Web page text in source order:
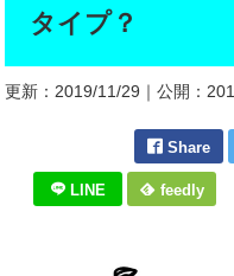
タイプ？
更新：2019/11/29 ｜公開：
Share
LINE feedly